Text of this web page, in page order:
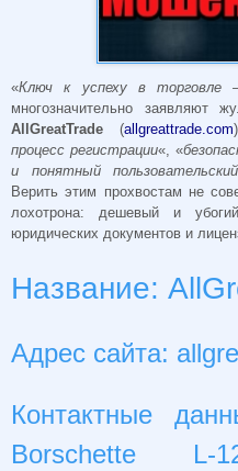
«Ключ к успеху в торговле
многозначительно заявляют
AllGreatTrade (allgreattrade.com
процесс регистрации«, «
и понятный
Верить этим прохвостам не
лохотрона: дешевый и
юридических документов и
Название:
Адрес сайта:
Контактные
Borschette L-